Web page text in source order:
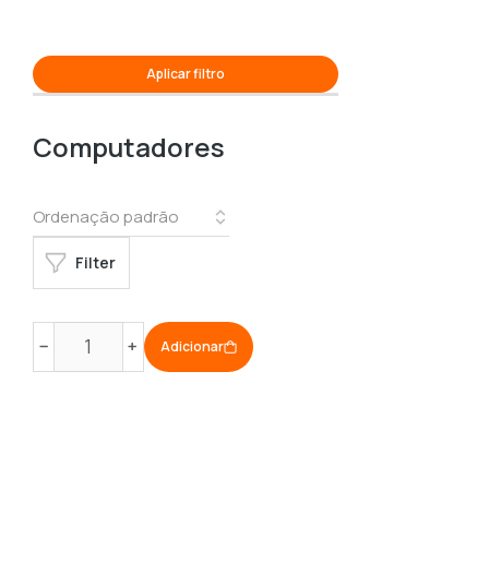
Aplicar filtro
Computadores
Filter
Quantidade
de
﹣ ﹢ Adicionar